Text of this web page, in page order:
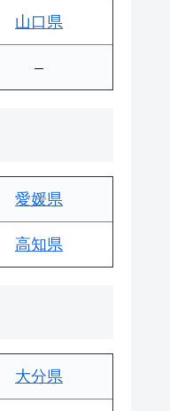
山口県
–
愛媛県
高知県
大分県